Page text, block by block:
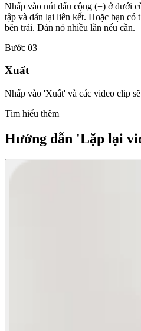
Nhấp vào nút dấu cộng (+) ở dưới
tập và dán lại liên kết. Hoặc bạn có
bên trái. Dán nó nhiều lần nếu cần.
Bước 03
Xuất
Nhấp vào 'Xuất' và các video clip
Tìm hiểu thêm
Hướng dẫn 'Lặp lại